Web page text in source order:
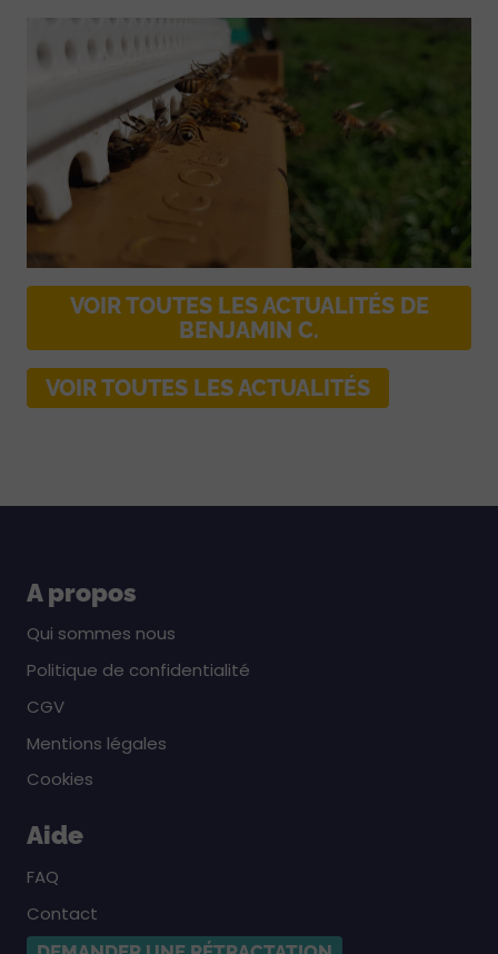
VOIR TOUTES LES ACTUALITÉS DE
BENJAMIN C.
VOIR TOUTES LES ACTUALITÉS
A propos
Qui sommes nous
Politique de confidentialité
CGV
Mentions légales
Cookies
Aide
FAQ
Contact